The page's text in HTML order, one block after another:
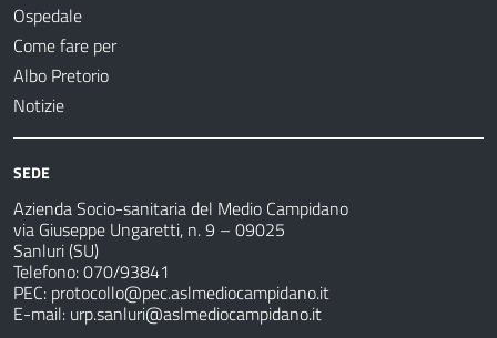
Ospedale
Come fare per
Albo Pretorio
Notizie
SEDE
Azienda Socio-sanitaria del Medio Campidano
via Giuseppe Ungaretti, n. 9 – 09025
Sanluri (SU)
Telefono: 070/93841
PEC: protocollo@pec.aslmediocampidano.it
E-mail: urp.sanluri@aslmediocampidano.it